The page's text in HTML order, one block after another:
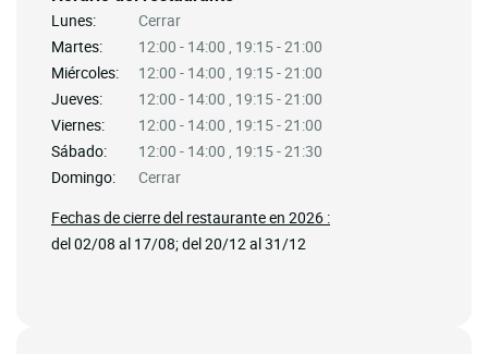
Lunes:
Cerrar
Martes:
12:00 - 14:00 , 19:15 - 21:00
Miércoles:
12:00 - 14:00 , 19:15 - 21:00
Jueves:
12:00 - 14:00 , 19:15 - 21:00
Viernes:
12:00 - 14:00 , 19:15 - 21:00
Sábado:
12:00 - 14:00 , 19:15 - 21:30
Domingo:
Cerrar
Fechas de cierre del restaurante en 2026 :
del 02/08 al 17/08; del 20/12 al 31/12